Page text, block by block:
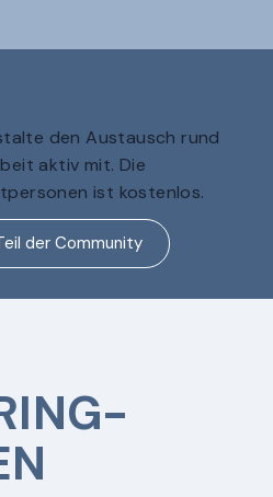
den Austausch rund
aktiv mit. Die
ist kostenlos.
der Community